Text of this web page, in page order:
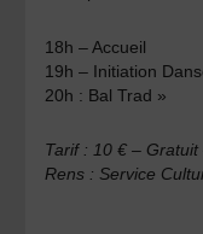
18h – Accueil
19h – Initiation
20h : Bal Trad »
Tarif : 10 € –
Rens : Service